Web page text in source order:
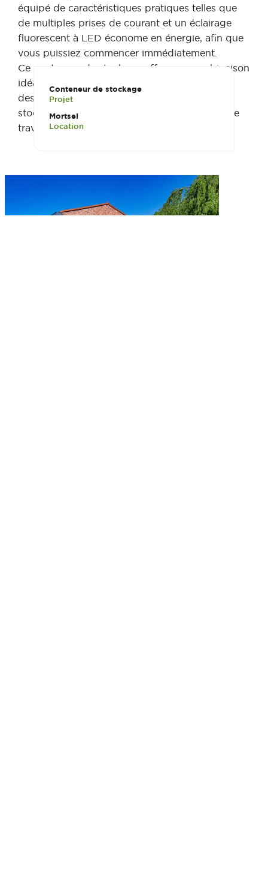
Conteneur de stockage
Projet
Mortsel
Location
équipé de caractéristiques pratiques telles que
de multiples prises de courant et un éclairage
fluorescent à LED économe en énergie, afin que
vous puissiez commencer immédiatement.
Ce conteneur de stockage offre une combinaison
idéale de robustesse, de fonctionnalité et de
design compact, parfait comme espace de
stockage supplémentaire ou comme espace de
travail.